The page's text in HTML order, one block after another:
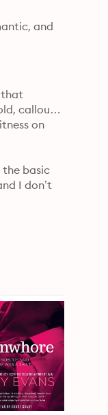
and
that
callous,
on
the basic
I don’t
ever-